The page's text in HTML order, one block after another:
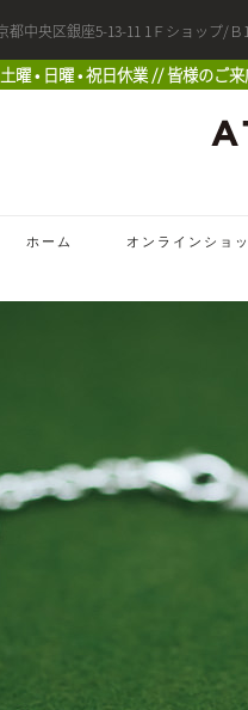
都中央区銀座5-13-11 1Ｆショップ/Ｂ
曜 • 日曜 • 祝日休業 // 皆様の
ホーム オンラインショ